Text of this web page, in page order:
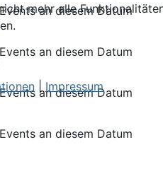
an diesem Datum
an diesem Datum
an diesem Datum
an diesem Datum
mehr alle
| Impressum